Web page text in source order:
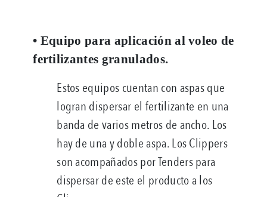
• Equipo para aplicación al voleo de
fertilizantes granulados.
Estos equipos cuentan con aspas que
logran dispersar el fertilizante en una
banda de varios metros de ancho. Los
hay de una y doble aspa. Los Clippers
son acompañados por Tenders para
dispersar de este el producto a los